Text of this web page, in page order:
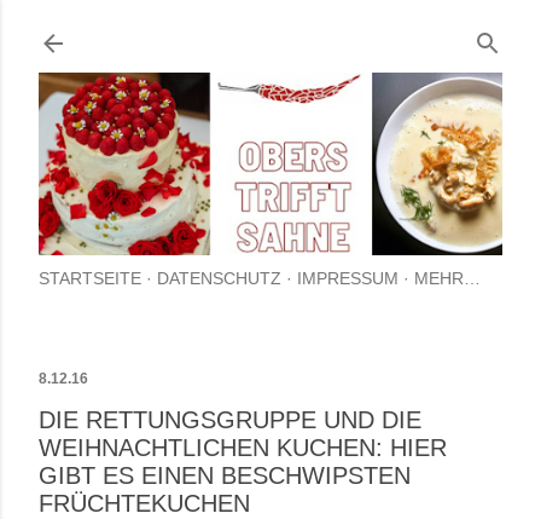
Direkt zum
STARTSEITE DATENSCHUTZ IMPRESSUM MEHR…
8.12.16
DIE RETTUNGSGRUPPE UND DIE
WEIHNACHTLICHEN KUCHEN: HIER
GIBT ES EINEN BESCHWIPSTEN
FRÜCHTEKUCHEN